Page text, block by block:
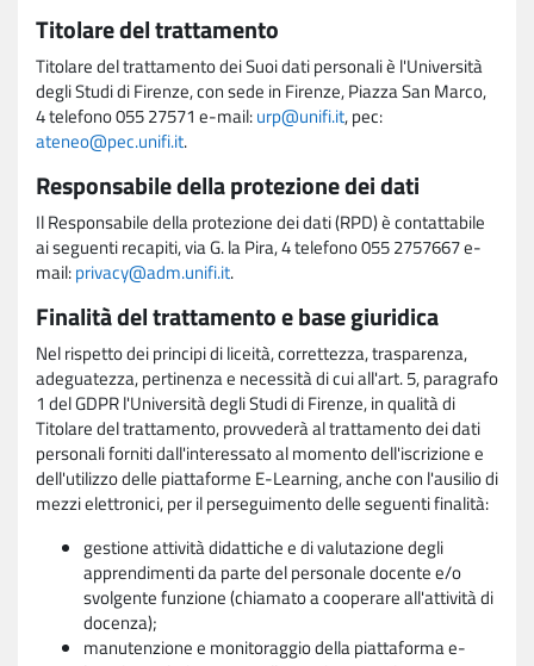
Titolare del trattamento
Titolare del trattamento dei Suoi dati personali è l'Università
degli Studi di Firenze, con sede in Firenze, Piazza San Marco,
4 telefono 055 27571 e-mail:urp@unifi.it, pec:
ateneo@pec.unifi.it.
Responsabile della protezione dei dati
Il Responsabile della protezione dei dati (RPD) è contattabile
ai seguenti recapiti, via G. la Pira, 4 telefono 055 2757667 e-
mail:privacy@adm.unifi.it.
Finalità del trattamento e base giuridica
Nel rispetto dei principi di liceità, correttezza, trasparenza,
adeguatezza, pertinenza e necessità di cui all'art. 5, paragrafo
1 del GDPR l'Università degli Studi di Firenze, in qualità di
Titolare del trattamento, provvederà al trattamento dei dati
personali forniti dall'interessato al momento dell'iscrizione e
dell'utilizzo delle piattaforme E-Learning, anche con l'ausilio di
mezzi elettronici, per il perseguimento delle seguenti finalità:
gestione attività didattiche e di valutazione degli
apprendimenti da parte del personale docente e/o
svolgente funzione (chiamato a cooperare all'attività di
docenza);
manutenzione e monitoraggio della piattaforma e-